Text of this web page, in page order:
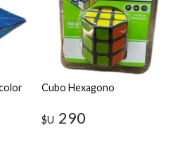
Cubo Hexagono
$U 290